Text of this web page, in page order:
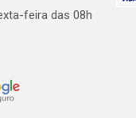
feira das 08h